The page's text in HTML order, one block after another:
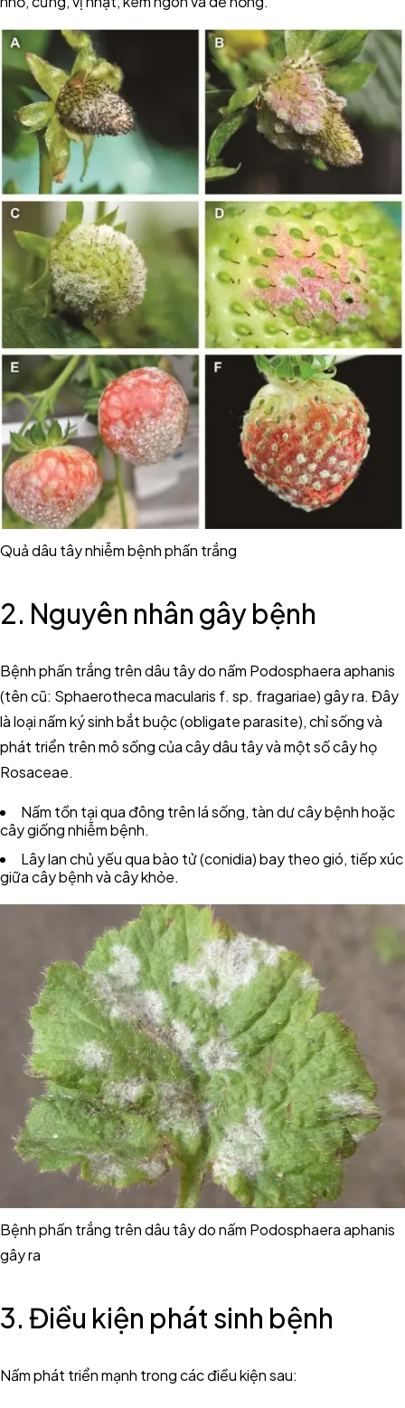
Quả dâu tây nhiễm bệnh phấn trắng
2. Nguyên nhân gây bệnh
Bệnh phấn trắng trên dâu tây do nấm Podosphaera aphanis
(tên cũ: Sphaerotheca macularis f. sp. fragariae) gây ra. Đây
là loại nấm ký sinh bắt buộc (obligate parasite), chỉ sống và
phát triển trên mô sống của cây dâu tây và một số cây họ
Rosaceae.
Nấm tồn tại qua đông trên lá sống, tàn dư cây bệnh hoặc
cây giống nhiễm bệnh.
Lây lan chủ yếu qua bào tử (conidia) bay theo gió, tiếp xúc
giữa cây bệnh và cây khỏe.
Bệnh phấn trắng trên dâu tây do nấm Podosphaera aphanis
gây ra
3. Điều kiện phát sinh bệnh
Nấm phát triển mạnh trong các điều kiện sau: